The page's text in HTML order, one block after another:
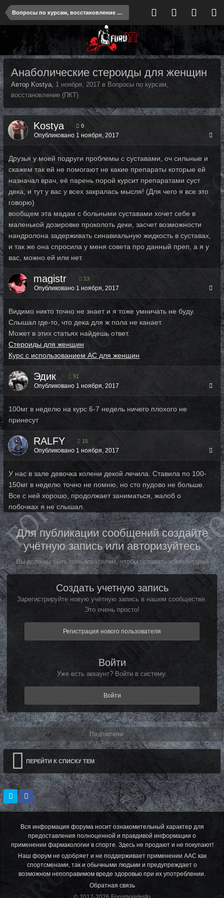
Вопросы по курсам, восстановление (ПКТ)
Анаболические стероиды для женщин
Автор Kostya, 1 ноября, 2017 в Вопросы по курсам,
восстановление (ПКТ)
Kostya 0
Опубликовано 1 ноября, 2017
Друзья у моей подруги проблемы с суставами, оч сильные и
скажем так ей не помогают не какие препараты которые ей
назначал врач, её парень порой курсит препаратами суст
дека, и тут у вас у всех закралась мысля! (Для чего я все это
говорю)
вообщем эта мадам с больными суставами хочет себе в
маленькой дозировке проколоть деки, засчет возможности
нандролона задерживать синавиальную жидкость в суставах,
и так же она спросила у меня совета про данный преп, а я у
вас, можно ей или нет.
magistr 13
Опубликовано 1 ноября, 2017
Видимо никто точно не знает и я тоже умничать не буду.
Слышал где-то, что дека для ж пола не канает.
Может в этих статьях найдешь ответ.
Стероиды для женщин
Курс с использованием АС для женщин
Эдик 51
Опубликовано 1 ноября, 2017
100мг в неделю на курс 6-7 недель ничего плохого не
принесут
RALFY 15
Опубликовано 1 ноября, 2017
У нас в зале девочка колени декой лечила. Ставила по 100-
150мг в неделю точно не помню, но сто пудово не больше.
Все с ней хорошо, продолжает заниматься, жалоб о
побочках я не слышал.
Для публикации сообщений создайте
учётную запись или авторизуйтесь
Вы должны быть пользователем, чтобы оставить комментарий
Создать учетную запись
Зарегистрируйте новую учётную запись в нашем сообществе.
Это очень просто!
Регистрация нового пользователя
Войти
Уже есть аккаунт? Войти в систему.
Войти
Подписчики 0
ПЕРЕЙТИ К СПИСКУ ТЕМ
Вся информация форума носит ознакомительный характер для
предоставления полноценной и правдивой информации о
применении фармакологии в спорте. Здесь не продают и не покупают!
Наш форум не одобряет и не поддерживает применении ААС как
спортсменами, так и обычными людьми и предупреждает о
возможном непоправимом вреде здоровью при их употреблении.
Обратная связь